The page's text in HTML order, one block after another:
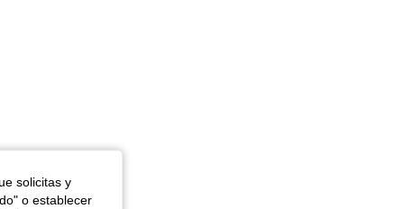
solicitas y
o establecer